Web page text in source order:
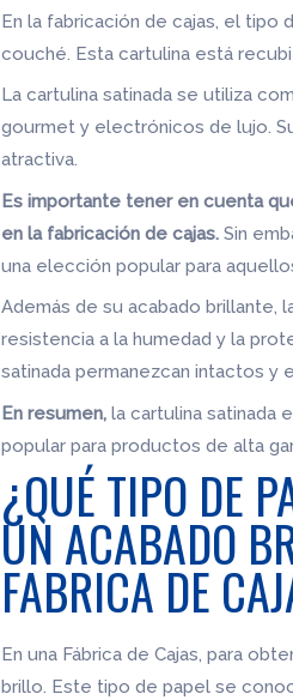
En la fabricación de cajas, el tipo
couché. Esta cartulina está
La cartulina satinada se utiliza
gourmet y electrónicos de lujo.
atractiva.
Es importante tener en cuenta
en la fabricación de cajas. Sin
una elección popular para
Además de su acabado brillante,
resistencia a la humedad y la
satinada permanezcan intactos y
En resumen, la cartulina satinada
popular para productos de alta
¿QUÉ TIPO DE
UN ACABADO
FABRICA DE
En una Fábrica de Cajas, para
brillo. Este tipo de papel se